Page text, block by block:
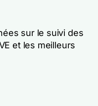
sur le suivi des
et les meilleurs